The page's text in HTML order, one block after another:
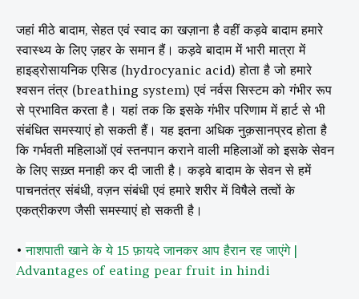
जहां मीठे बादाम, सेहत एवं स्वाद का खज़ाना है वहीं कड़वे बादाम हमारे
स्वास्थ्य के लिए ज़हर के समान हैं। कड़वे बादाम में भारी मात्रा में
हाइड्रोसायनिक एसिड (hydrocyanic acid) होता है जो हमारे
श्वसन तंत्र (breathing system) एवं नर्वस सिस्टम को गंभीर रूप
से प्रभावित करता है। यहां तक कि इसके गंभीर परिणाम में हार्ट से भी
संबंधित समस्याएं हो सकती हैं। यह इतना अधिक नुक़सानप्रद होता है
कि गर्भवती महिलाओं एवं स्तनपान कराने वाली महिलाओं को इसके सेवन
के लिए सख़्त मनाही कर दी जाती है। कड़वे बादाम के सेवन से हमें
पाचनतंत्र संबंधी, वज़न संबंधी एवं हमारे शरीर में विषैले तत्वों के
एकत्रीकरण जैसी समस्याएं हो सकती है।
•नाशपाती खाने के ये 15 फ़ायदे जानकर आप हैरान रह जाएंगे |
Advantages of eating pear fruit in hindi